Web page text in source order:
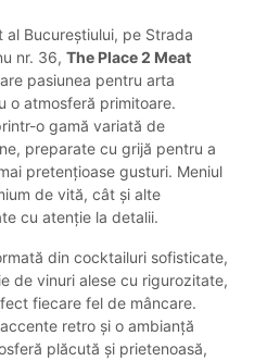
al Bucureștiului, pe Strada
nr. 36, The Place 2 Meat
pasiunea pentru arta
o atmosferă primitoare.
o gamă variată de
preparate cu grijă pentru a
pretențioase gusturi. Meniul
de vită, cât și alte
cu atenție la detalii.
din cocktailuri sofisticate,
de vinuri alese cu rigurozitate,
fiecare fel de mâncare.
retro și o ambianță
plăcută și prietenoasă,